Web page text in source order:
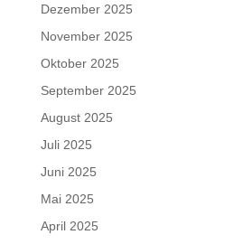
Dezember 2025
November 2025
Oktober 2025
September 2025
August 2025
Juli 2025
Juni 2025
Mai 2025
April 2025